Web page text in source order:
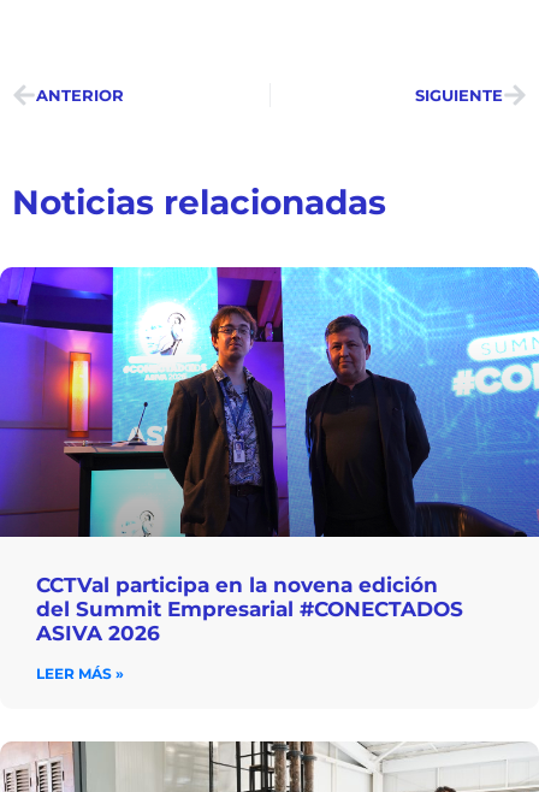
ANTERIOR SIGUIENTE
Noticias relacionadas
CCTVal participa en la novena edición
del Summit Empresarial #CONECTADOS
ASIVA 2026
LEER MÁS »